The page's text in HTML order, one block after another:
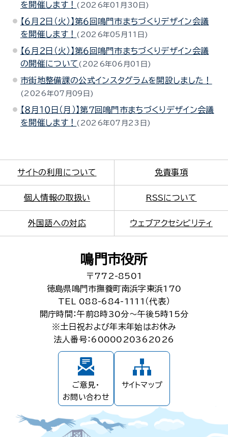
を開催します！
2026年01月30日
【６月２日（火）】第６回鳴門市まちづくりデザイン会議
を開催します！
2026年05月11日
【６月２日（火）】第６回鳴門市まちづくりデザイン会議
の開催について
2026年06月01日
市街地整備課の公式インスタグラムを開設しました！
2026年07月09日
【８月１０日（月）】第７回鳴門市まちづくりデザイン会議
を開催します！
2026年07月23日
サイトの利用について 免責事項
個人情報の取扱い RSSについて
外国語への対応 ウェブアクセシビリティ
鳴門市役所
〒772-8501
徳島県鳴門市撫養町南浜字東浜170
TEL 088-684-1111（代表）
開庁時間：午前8時30分～午後5時15分
※土日祝および年末年始はお休み
法人番号：6000020362026
ご意見・
お問い合わせ
サイトマップ